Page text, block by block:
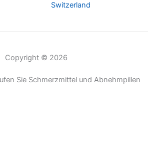
Switzerland
Copyright © 2026
Sie Schmerzmittel und Abnehmpillen